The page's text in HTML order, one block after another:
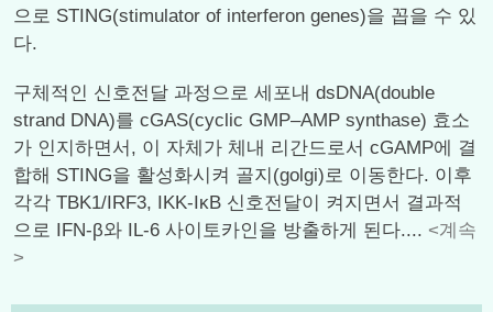
으로 STING(stimulator of interferon genes)을 꼽을 수 있
다.
구체적인 신호전달 과정으로 세포내 dsDNA(double
strand DNA)를 cGAS(cyclic GMP–AMP synthase) 효소
가 인지하면서, 이 자체가 체내 리간드로서 cGAMP에 결
합해 STING을 활성화시켜 골지(golgi)로 이동한다. 이후
각각 TBK1/IRF3, IKK-IκB 신호전달이 켜지면서 결과적
으로 IFN-β와 IL-6 사이토카인을 방출하게 된다.... <계속
>